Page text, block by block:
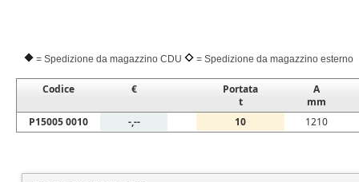
= Spedizione da magazzino CDU = Spedizione da magazzino esterno
Codice €
Portata
t
A
mm
P15005 0010
-,-- 10 1210